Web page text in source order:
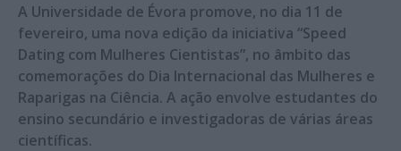
A Universidade de Évora promove, no dia 11 de
fevereiro, uma nova edição da iniciativa “Speed
Dating com Mulheres Cientistas”, no âmbito das
comemorações do Dia Internacional das Mulheres e
Raparigas na Ciência. A ação envolve estudantes do
ensino secundário e investigadoras de várias áreas
científicas.